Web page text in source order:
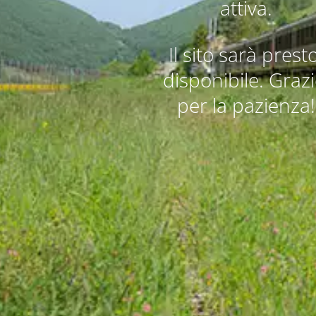
attiva.
Il sito sarà
disponibile.
per la pazienza!